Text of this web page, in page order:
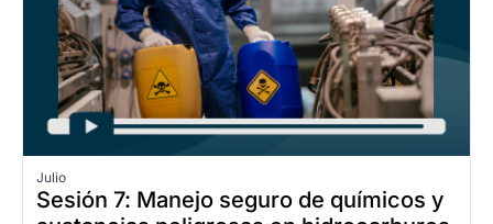
Julio
Sesión 7: Manejo seguro de químicos y